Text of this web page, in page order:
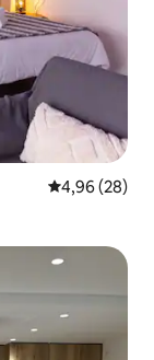
4,96 de uma
4,96 (28)